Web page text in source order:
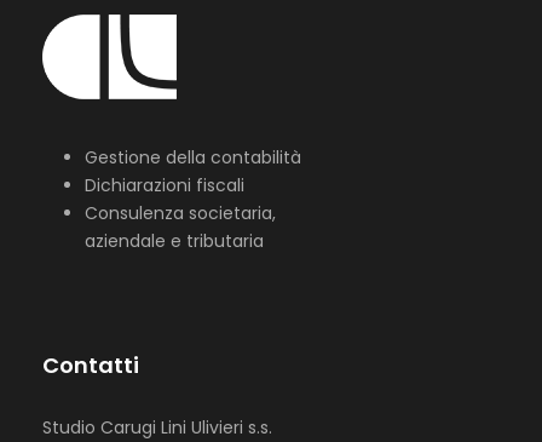
Gestione della contabilità
Dichiarazioni fiscali
Consulenza societaria,
aziendale e tributaria
Contatti
Studio Carugi Lini Ulivieri s.s.